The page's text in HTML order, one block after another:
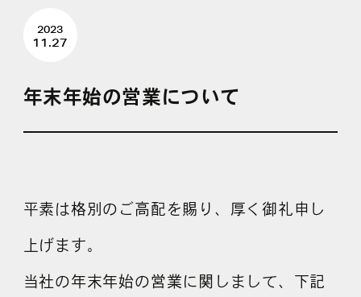
お役立ち情報
会社情報
お知らせ
2023
11.27
年末年始の営業について
平素は格別のご高配を賜り、厚く御礼申し
上げます。
当社の年末年始の営業に関しまして、下記